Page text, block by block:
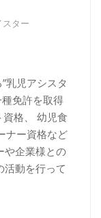
スター
乳児アシスタ
免許を取得
格、 幼児食
ナー資格など
や企業様との
活動を行って